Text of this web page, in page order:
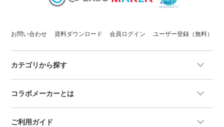
お問い合わせ 資料ダウンロード 会員ログイン ユーザー登録（無料）
カテゴリから探す
コラボメーカーとは
ご利用ガイド